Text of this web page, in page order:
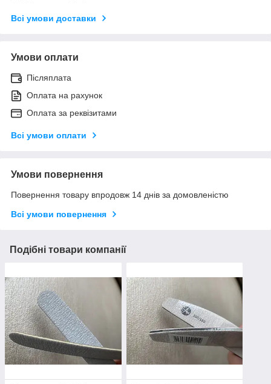
Всі умови доставки
Умови оплати
Післяплата
Оплата на рахунок
Оплата за реквізитами
Всі умови оплати
Умови повернення
Повернення товару впродовж 14 днів за домовленістю
Всі умови повернення
Подібні товари компанії